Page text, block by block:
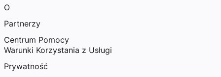
O
Partnerzy
Centrum Pomocy
Warunki Korzystania z Usługi
Prywatność